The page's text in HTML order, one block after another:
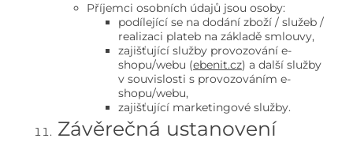
Příjemci osobních údajů jsou osoby:
podílející se na dodání zboží / služeb /
realizaci plateb na základě smlouvy,
zajišťující služby provozování e-
shopu/webu (ebenit.cz) a další služby
v souvislosti s provozováním e-
shopu/webu,
zajišťující marketingové služby.
Závěrečná ustanovení